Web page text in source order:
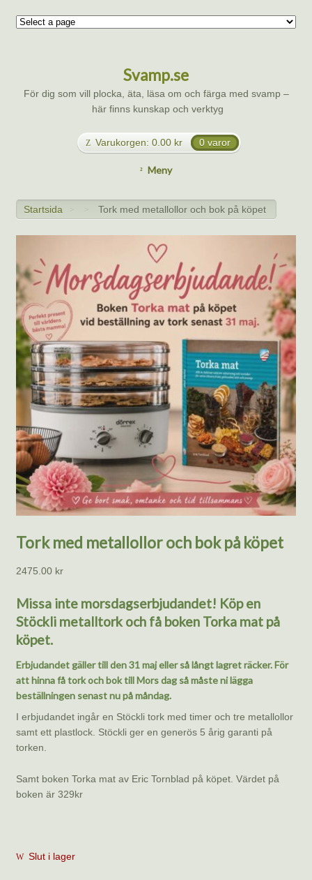
Svamp.se
För dig som vill plocka, äta, läsa om och färga med svamp –
här finns kunskap och verktyg
Varukorgen: 0.00 kr 0 varor
Meny
Startsida > > Tork med metallollor och bok på köpet
Tork med metallollor och bok på köpet
2475.00 kr
Missa inte morsdagserbjudandet! Köp en
Stöckli metalltork och få boken Torka mat på
köpet.
Erbjudandet gäller till den 31 maj eller så långt lagret räcker. För
att hinna få tork och bok till Mors dag så måste ni lägga
beställningen senast nu på måndag.
I erbjudandet ingår en Stöckli tork med timer och tre metallollor
samt ett plastlock. Stöckli ger en generös 5 årig garanti på
torken.
Samt boken Torka mat av Eric Tornblad på köpet. Värdet på
boken är 329kr
Slut i lager